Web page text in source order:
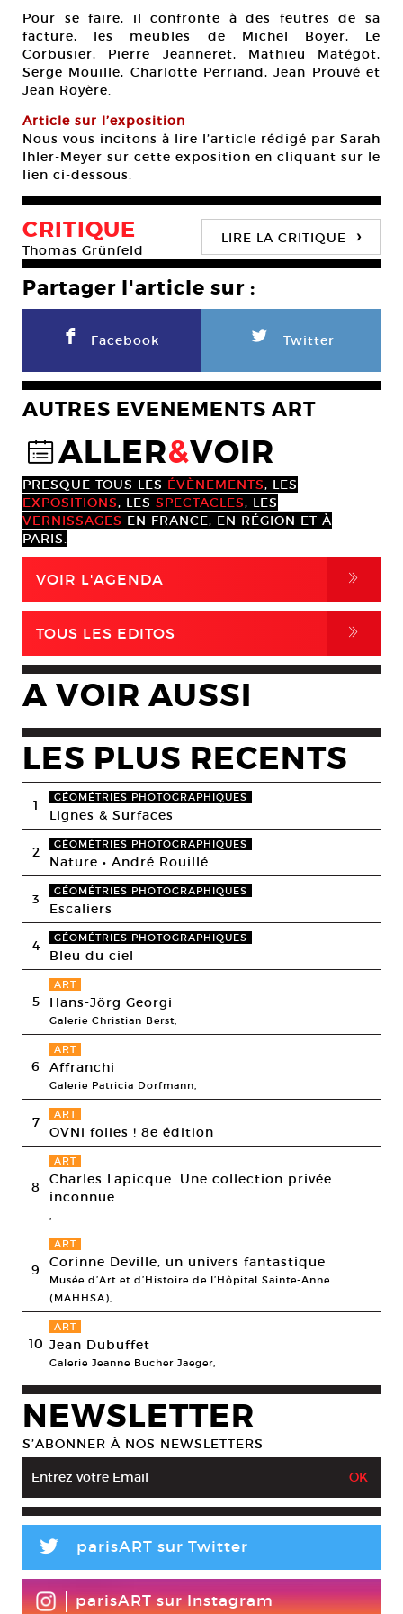
Pour se faire, il confronte à des feutres de sa
facture, les meubles de Michel Boyer, Le
Corbusier, Pierre Jeanneret, Mathieu Matégot,
Serge Mouille, Charlotte Perriand, Jean Prouvé et
Jean Royère.
Article sur l’exposition
Nous vous incitons à lire l’article rédigé par Sarah
Ihler-Meyer sur cette exposition en cliquant sur le
lien ci-dessous.
CRITIQUE
Thomas Grünfeld
LIRE LA CRITIQUE ›
Partager l'article sur :
F Facebook L Twitter
AUTRES EVENEMENTS ART
@ALLER&VOIR
PRESQUE TOUS LES ÉVÈNEMENTS, LES
EXPOSITIONS, LES SPECTACLES, LES
VERNISSAGES EN FRANCE, EN RÉGION ET À
PARIS.
VOIR L'AGENDA ,
TOUS LES EDITOS ,
A VOIR AUSSI
LES PLUS RECENTS
1 GÉOMÉTRIES PHOTOGRAPHIQUES
Lignes & Surfaces
2 GÉOMÉTRIES PHOTOGRAPHIQUES
Nature • André Rouillé
3 GÉOMÉTRIES PHOTOGRAPHIQUES
Escaliers
4 GÉOMÉTRIES PHOTOGRAPHIQUES
Bleu du ciel
5
ART
Hans-Jörg Georgi
Galerie Christian Berst,
6
ART
Affranchi
Galerie Patricia Dorfmann,
7 ART
OVNi folies ! 8e édition
8
ART
Charles Lapicque. Une collection privée
inconnue
,
9
ART
Corinne Deville, un univers fantastique
Musée d’Art et d’Histoire de l’Hôpital Sainte-Anne
(MAHHSA),
10
ART
Jean Dubuffet
Galerie Jeanne Bucher Jaeger,
NEWSLETTER
S’ABONNER À NOS NEWSLETTERS
L parisART sur Twitter
parisART sur Instagram